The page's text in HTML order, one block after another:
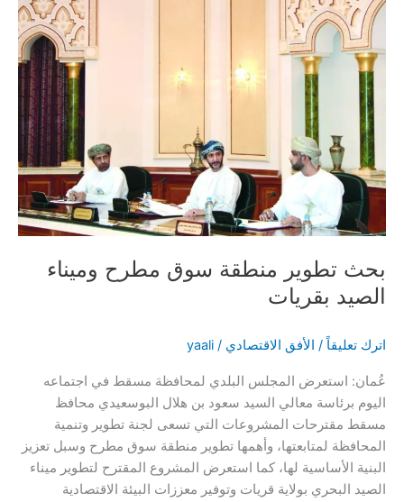
بحث تطوير منطقة سوق مطرح وميناء
الصيد بقريات
اترك تعليقاً / الأفق الاقتصادي /
yaali
عُمان: استعرض المجلس البلدي لمحافظة مسقط في اجتماعه
اليوم برئاسة معالي السيد سعود بن هلال البوسعيدي محافظ
مسقط مقترحات المشروعات التي تسعى لجنة تطوير وتنمية
المحافظة لمتابعتها، وأهمها تطوير منطقة سوق مطرح وسبل تعزيز
البنية الأساسية لها، كما استعرض المشروع المقترح لتطوير ميناء
الصيد البحري بولاية قريات وتوفير معززات البيئة الاقتصادية